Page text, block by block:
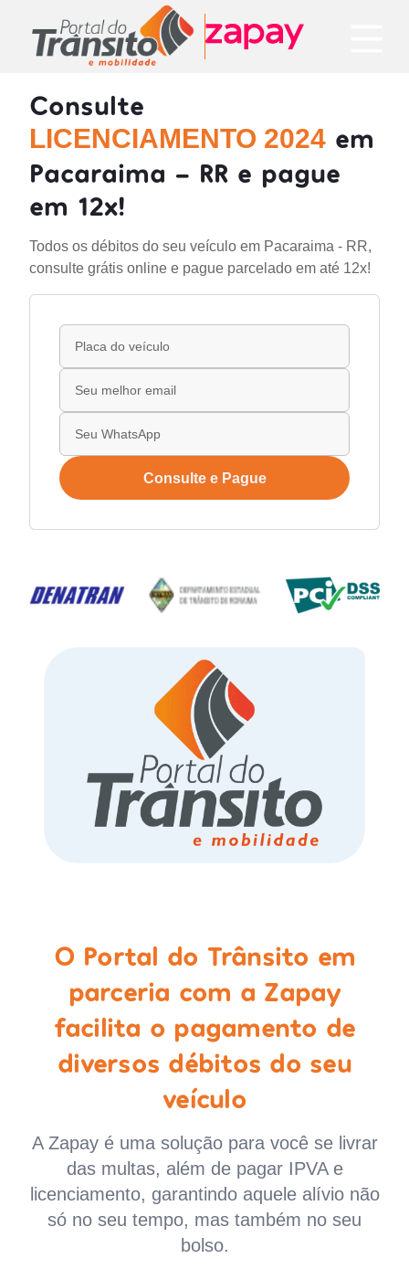
Consulte
LICENCIAMENTO 2024 em
Pacaraima - RR e pague
em 12x!
Todos os débitos do seu veículo em Pacaraima - RR,
consulte grátis online e pague parcelado em até 12x!
Consulte e Pague
O Portal do Trânsito em
parceria com a Zapay
facilita o pagamento de
diversos débitos do seu
veículo
A Zapay é uma solução para você se livrar
das multas, além de pagar IPVA e
licenciamento, garantindo aquele alívio não
só no seu tempo, mas também no seu
bolso.